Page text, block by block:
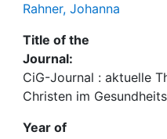
Rahner, Johanna
Title of the
Journal:
CiG-Journal : aktuelle
Christen im
Year of